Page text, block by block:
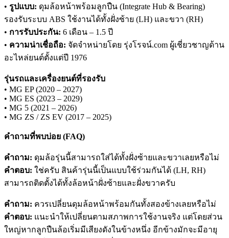
• รูปแบบ: ดุมล้อหน้าพร้อมลูกปืน (Integrate Hub & Bearing)
รองรับระบบ ABS ใช้งานได้ทั้งฝั่งซ้าย (LH) และขวา (RH)
• การรับประกัน: 6 เดือน – 1.5 ปี
• ความน่าเชื่อถือ: จัดจำหน่ายโดย รุ่งโรจน์.com ผู้เชี่ยวชาญด้าน
อะไหล่ยนต์ตั้งแต่ปี 1976
รุ่นรถและเครื่องยนต์ที่รองรับ
• MG EP (2020 – 2027)
• MG ES (2023 – 2029)
• MG 5 (2021 – 2026)
• MG ZS / ZS EV (2017 – 2025)
คำถามที่พบบ่อย (FAQ)
คำถาม: ดุมล้อรุ่นนี้สามารถใส่ได้ทั้งฝั่งซ้ายและขวาเลยหรือไม่
คำตอบ: ใช่ครับ สินค้ารุ่นนี้เป็นแบบใช้ร่วมกันได้ (LH, RH)
สามารถติดตั้งได้ทั้งล้อหน้าฝั่งซ้ายและฝั่งขวาครับ
คำถาม: ควรเปลี่ยนดุมล้อหน้าพร้อมกันทั้งสองข้างเลยหรือไม่
คำตอบ: แนะนำให้เปลี่ยนตามสภาพการใช้งานจริง แต่โดยส่วน
ใหญ่หากลูกปืนล้อเริ่มมีเสียงดังในข้างหนึ่ง อีกข้างมักจะมีอายุ